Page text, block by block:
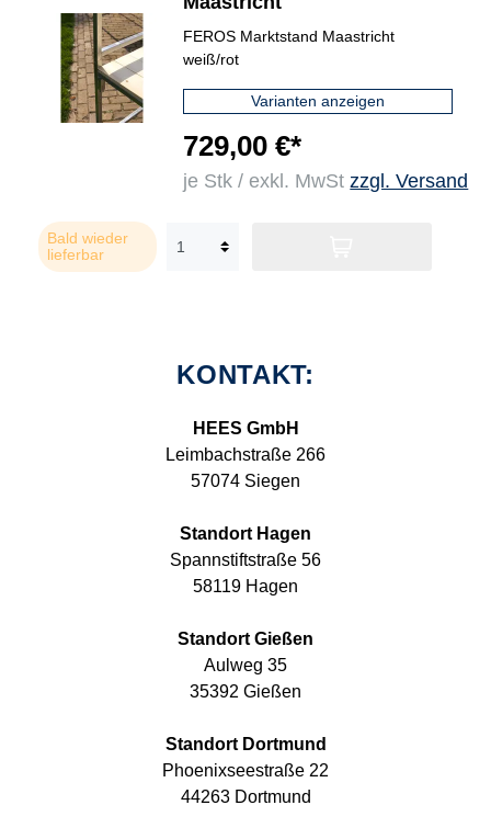
FEROS Marktstand Maastricht
weiß/rot
Varianten anzeigen
729,00 €*
je Stk / exkl. MwStzzgl. Versand
Bald wieder
lieferbar
KONTAKT:
HEES GmbH
Leimbachstraße 266
57074 Siegen
Standort Hagen
Spannstiftstraße 56
58119 Hagen
Standort Gießen
Aulweg 35
35392 Gießen
Standort Dortmund
Phoenixseestraße 22
44263 Dortmund